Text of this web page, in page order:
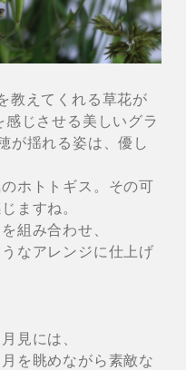
教えてくれる草花が
じさせる美しいグラ
が揺れる姿は、優し
ホトトギス。その可
ますね。
組み合わせ、
なアレンジに仕上げ
見には、
を眺めながら素敵な